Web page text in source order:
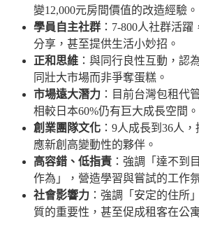
變12,000元房間價值的改造經驗。
學員自主社群 ：7-800人社群活
分享，甚至提供生活小妙招。
正和思維 ：與同行良性互動，認
同壯大市場而非爭奪蛋糕。
市場遠大潛力 ：目前台灣包租代
相較日本60%仍有巨大成長空間。
創業團隊文化 ：9人成長到36人
應新創高變動性的夥伴。
高容錯、低指責 ：強調「達不到
作為」，營造學習與嘗試的工作
社會影響力 ：強調「安定的住所
質的重要性，甚至促成租客在公